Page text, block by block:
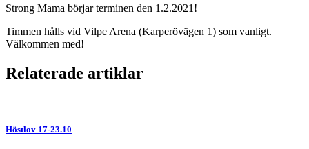
Strong Mama börjar terminen den 1.2.2021!
Timmen hålls vid Vilpe Arena (Karperövägen 1) som vanligt.
Välkommen med!
Relaterade artiklar
Höstlov 17-23.10